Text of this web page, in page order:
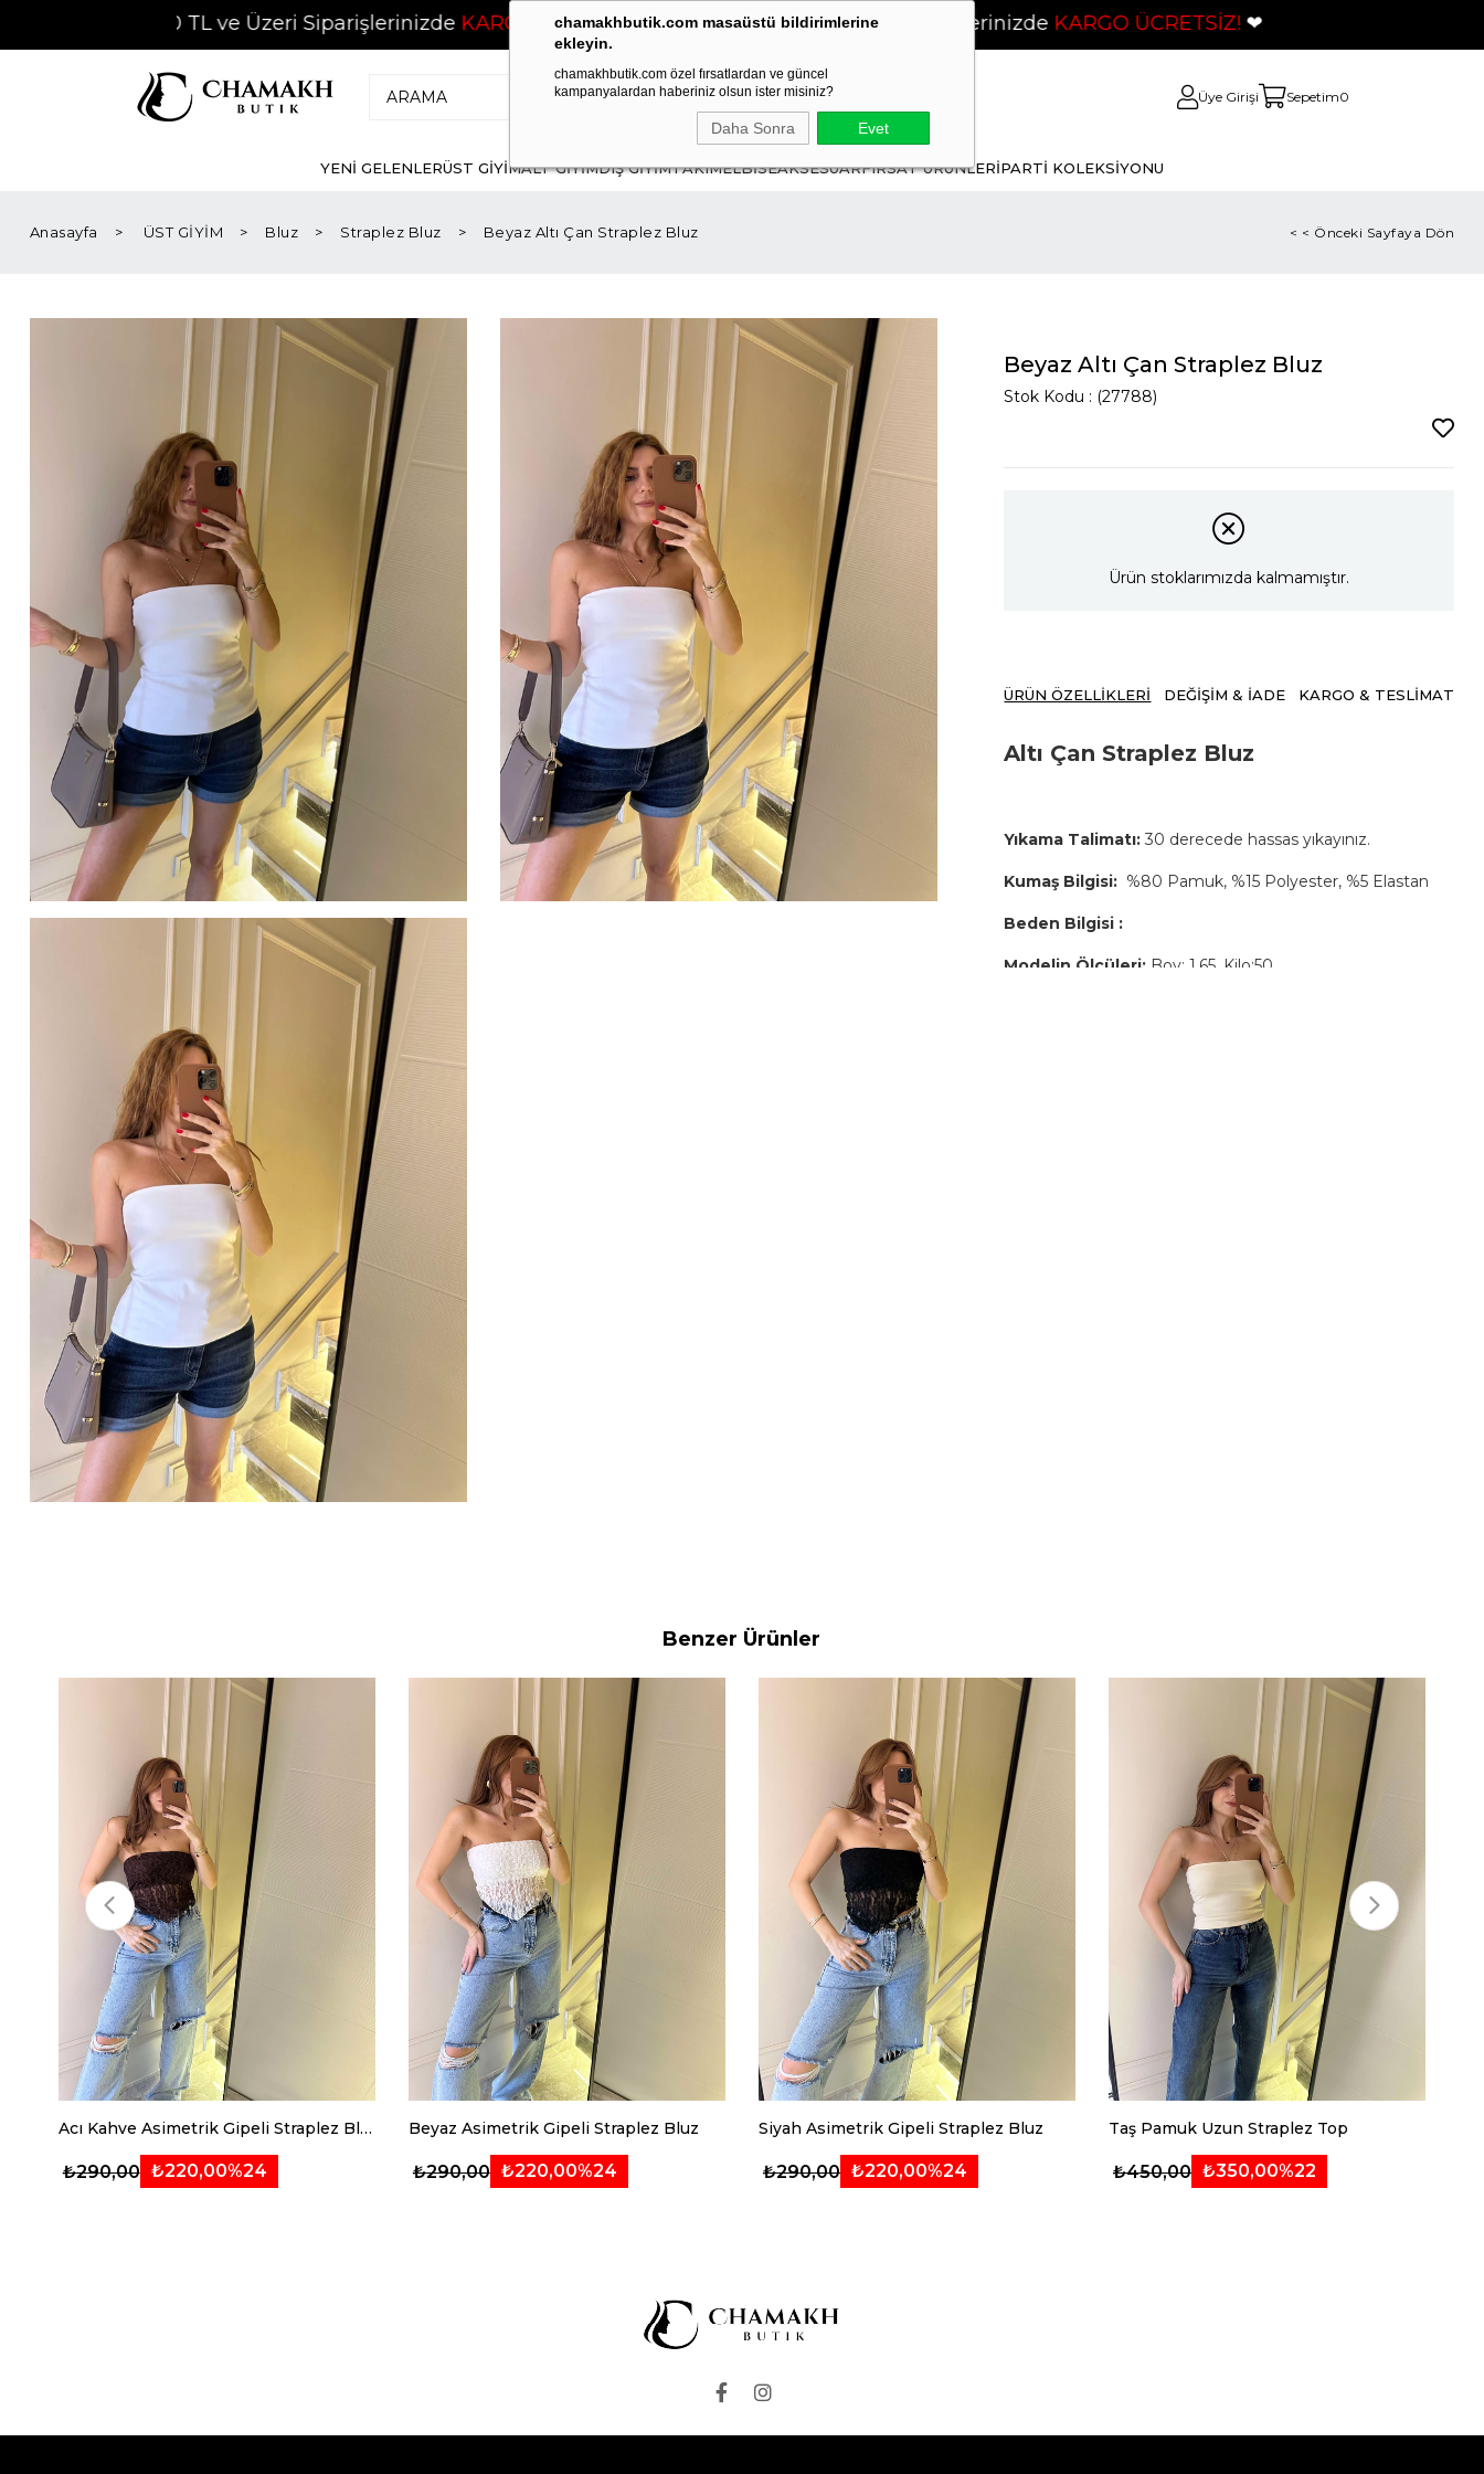
chamakhbutik.com masaüstü bildirimlerine
ekleyin.
chamakhbutik.com özel fırsatlardan ve güncel
kampanyalardan haberiniz olsun ister misiniz?
Daha Sonra Evet
2500 TL ve Üzeri SiparişlerinizdeKARGO ÜCRETSİZ! ❤ 2500 TL ve Üzeri SiparişlerinizdeKARGO ÜCRETSİZ! ❤
Üye Girişi Sepetim0
YENİ GELENLERÜST GİYİMALT GİYİMDIŞ GİYİMTAKIMELBİSEAKSESUARFIRSAT ÜRÜNLERİPARTİ KOLEKSİYONU
Anasayfa ÜST GİYİM Bluz Straplez Bluz Beyaz Altı Çan Straplez Bluz < < Önceki Sayfaya Dön
Beyaz Altı Çan Straplez Bluz
Stok Kodu (27788)
Ürün stoklarımızda kalmamıştır.
ÜRÜN ÖZELLIKLERI DEĞIŞIM & İADE KARGO & TESLIMAT
Altı Çan Straplez Bluz
Yıkama Talimatı: 30 derecede hassas yıkayınız.
Kumaş Bilgisi: %80 Pamuk, %15 Polyester, %5 Elastan
Beden Bilgisi :
Modelin Ölçüleri: Boy: 1.65, Kilo:50
Benzer Ürünler
Acı Kahve Asimetrik Gipeli Straplez Bluz
₺220,00%24
₺290,00
Beyaz Asimetrik Gipeli Straplez Bluz
₺220,00%24
₺290,00
Siyah Asimetrik Gipeli Straplez Bluz
₺220,00%24
₺290,00
Taş Pamuk Uzun Straplez Top
₺350,00%22
₺450,00